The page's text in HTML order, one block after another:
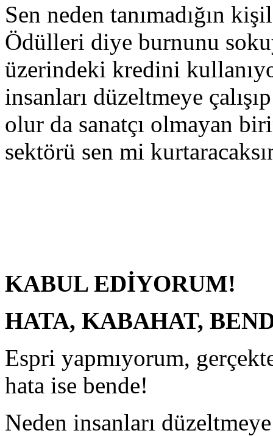
Sen neden tanımadığın
Ödülleri diye burnunu
üzerindeki kredini
insanları düzeltmeye
olur da sanatçı olmayan
sektörü sen mi
KABUL EDİYORUM!
HATA, KABAHAT,
Espri yapmıyorum,
hata ise bende!
Neden insanları